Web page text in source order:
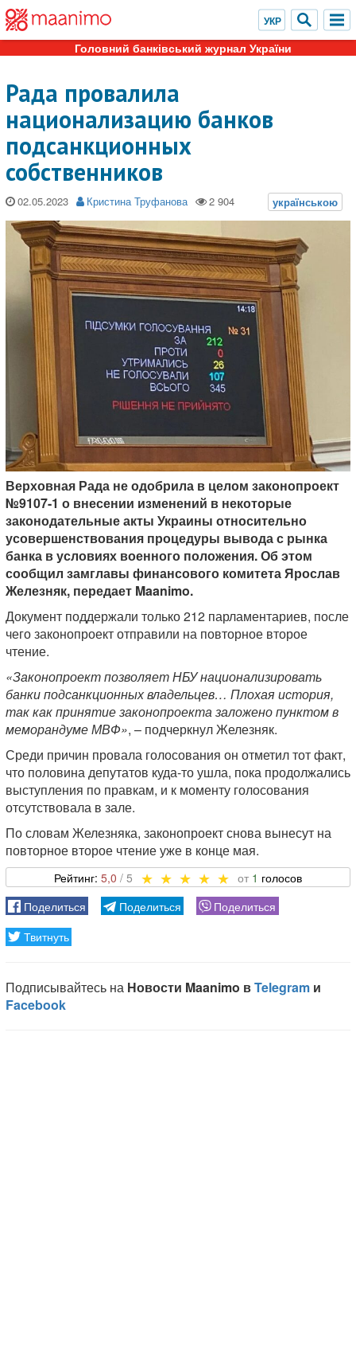
Головний банківський журнал України
Рада провалила
национализацию банков
подсанкционных
собственников
02.05.2023 Кристина Труфанова
Верховная Рада не одобрила в целом законопроект
№9107-1 о внесении изменений в некоторые
законодательные акты Украины относительно
усовершенствования процедуры вывода с рынка
банка в условиях военного положения. Об этом
сообщил замглавы финансового комитета Ярослав
Железняк, передает Maanimo.
Документ поддержали только 212 парламентариев, после
чего законопроект отправили на повторное второе
чтение.
«Законопроект позволяет НБУ национализировать
банки подсанкционных владельцев… Плохая история,
так как принятие законопроекта заложено пунктом в
меморандуме МВФ», – подчеркнул Железняк.
Среди причин провала голосования он отметил тот факт,
что половина депутатов куда-то ушла, пока продолжались
выступления по правкам, и к моменту голосования
отсутствовала в зале.
По словам Железняка, законопроект снова вынесут на
повторное второе чтение уже в конце мая.
5,0 1